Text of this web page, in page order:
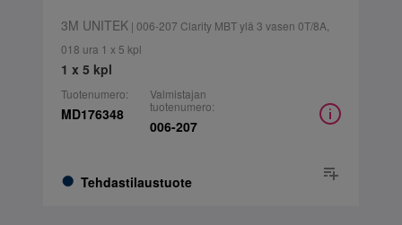
3M UNITEK| 006-207 Clarity MBT ylä 3 vasen 0T/8A,
018 ura 1 x 5 kpl
1 x 5 kpl
Tuotenumero:
MD176348
Tehdastilaustuote
Valmistajan
tuotenumero:
006-207